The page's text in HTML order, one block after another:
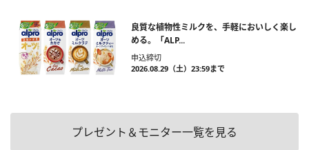
良質な植物性ミルクを、手軽においしく楽し
める。「ALP...
申込締切
2026.08.29（土）23:59まで
プレゼント＆モニター一覧を見る